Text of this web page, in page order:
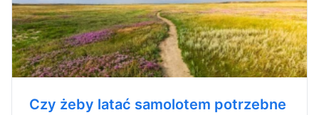
Czy żeby latać samolotem potrzebne